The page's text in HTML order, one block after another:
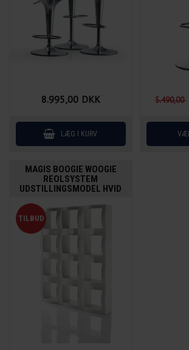
8.995,00 DKK 5.490,00
MAGIS BOOGIE WOOGIE
REOLSYSTEM
UDSTILLINGSMODEL HVID